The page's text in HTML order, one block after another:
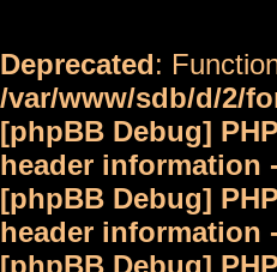
Deprecated:
/var/www/sdb/d/2/
[phpBB Debug]
header information
[phpBB Debug]
header information
[phpBB Debug]